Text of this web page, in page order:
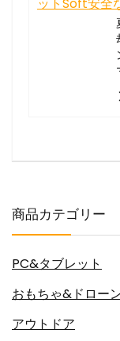
商品カテゴリー
PC&タブレット
おもちゃ&ドロー
アウトドア